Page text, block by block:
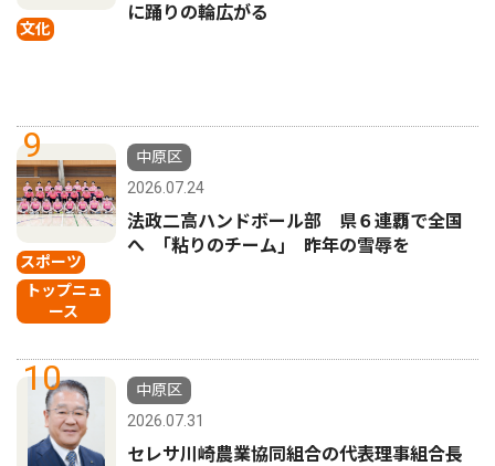
文化
に踊りの輪広がる
9
スポーツ
トップニュ
ース
中原区
2026.07.24
法政二高ハンドボール部 県６連覇で全国
へ ｢粘りのチーム｣ 昨年の雪辱を
10
中原区
2026.07.31
セレサ川崎農業協同組合の代表理事組合長